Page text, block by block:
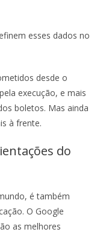
esses dados no
desde o
execução, e mais
boletos. Mas ainda
à frente.
do
é também
O Google
as melhores